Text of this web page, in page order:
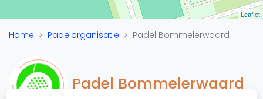
Blog artikelen
Vragen over padel
Overige
Leaflet
Home Padelorganisatie Padel Bommelerwaard
Padel Bommelerwaard